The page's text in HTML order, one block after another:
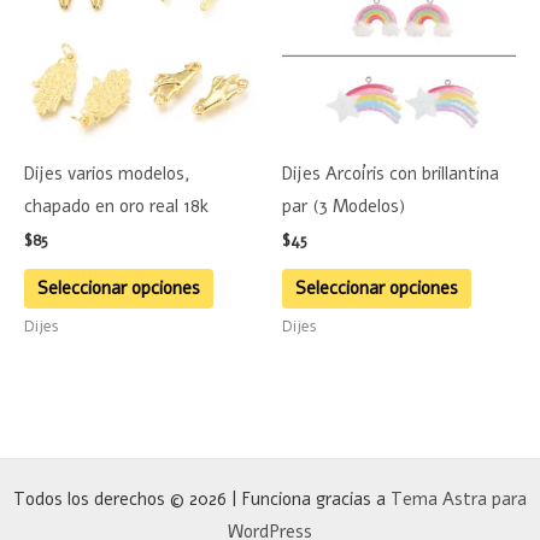
Dijes varios modelos,
chapado en oro real 18k
$85
Seleccionar opciones
variantes.
Las
opciones
página
Dijes
Dijes Arcoíris con brillantina
par (3 Modelos)
$45
Seleccionar opciones
Las
opciones
pueden
página
Dijes
Todos los derechos © 2026 | Funciona gracias a Tema Astra para
WordPress